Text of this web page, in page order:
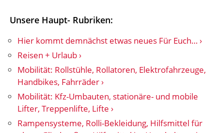
Unsere Haupt- Rubriken:
Hier kommt demnächst etwas neues Für Euch…
Reisen + Urlaub
Mobilität: Rollstühle, Rollatoren, Elektrofahrzeuge,
Handbikes, Fahrräder
Mobilität: Kfz-Umbauten, stationäre- und mobile
Lifter, Treppenlifte, Lifte
Rampensysteme, Rolli-Bekleidung, Hilfsmittel für